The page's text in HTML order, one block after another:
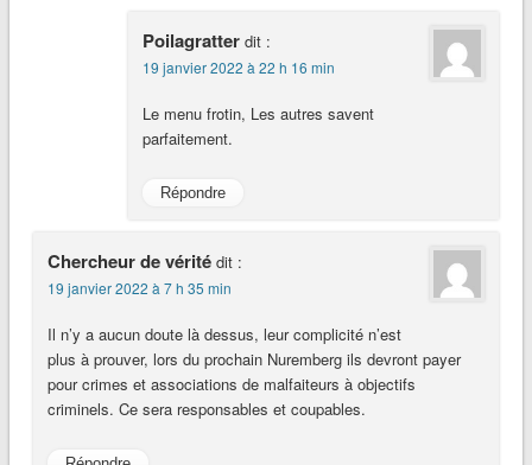
Poilagratter dit :
19 janvier 2022 à 22 h 16 min
Le menu frotin, Les autres savent
parfaitement.
Répondre
Chercheur de vérité dit :
19 janvier 2022 à 7 h 35 min
Il n’y a aucun doute là dessus, leur complicité n’est
plus à prouver, lors du prochain Nuremberg ils devront payer
pour crimes et associations de malfaiteurs à objectifs
criminels. Ce sera responsables et coupables.